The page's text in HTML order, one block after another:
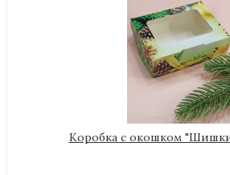
Коробка с окошком